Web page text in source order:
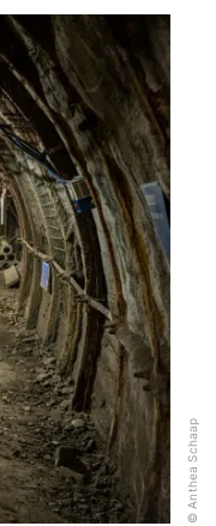
© Anthea Schaap